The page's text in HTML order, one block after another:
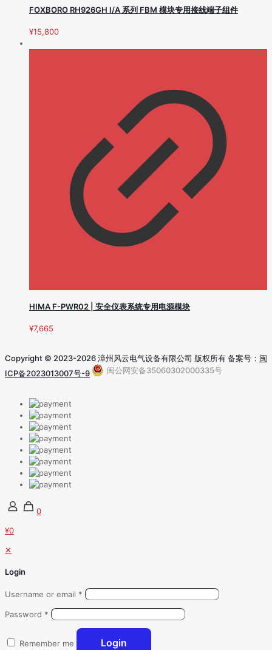
FOXBORO RH926GH I/A 系列 FBM 模块专用接线端子组件
¥15,800
HIMA F-PWR02 | 安全仪表系统专用电源模块
¥7,665
Copyright © 2023-2026 漳州风云电气设备有限公司 版权所有 备案号： 闽
ICP备2023013007号-9
闽公网安备35060302000335号
0
¥0
✕
Login
Username or email *
Password *
Remember me Login